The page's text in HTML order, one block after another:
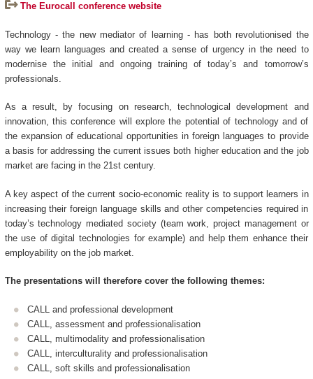
The Eurocall conference website
Technology - the new mediator of learning - has both revolutionised the
way we learn languages and created a sense of urgency in the need to
modernise the initial and ongoing training of today’s and tomorrow’s
professionals.
As a result, by focusing on research, technological development and
innovation, this conference will explore the potential of technology and of
the expansion of educational opportunities in foreign languages to provide
a basis for addressing the current issues both higher education and the job
market are facing in the 21st century.
A key aspect of the current socio-economic reality is to support learners in
increasing their foreign language skills and other competencies required in
today’s technology mediated society (team work, project management or
the use of digital technologies for example) and help them enhance their
employability on the job market.
The presentations will therefore cover the following themes:
CALL and professional development
CALL, assessment and professionalisation
CALL, multimodality and professionalisation
CALL, interculturality and professionalisation
CALL, soft skills and professionalisation